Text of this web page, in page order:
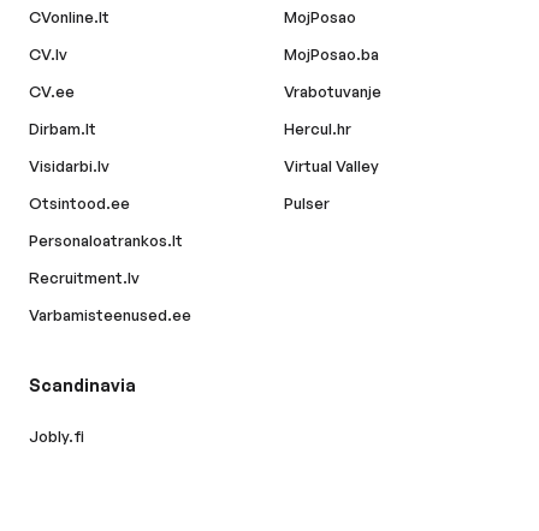
CVonline.lt
CV.lv
CV.ee
Dirbam.lt
Visidarbi.lv
Otsintood.ee
Personaloatrankos.lt
Recruitment.lv
Varbamisteenused.ee
MojPosao
MojPosao.ba
Vrabotuvanje
Hercul.hr
Virtual Valley
Pulser
Scandinavia
Jobly.fi